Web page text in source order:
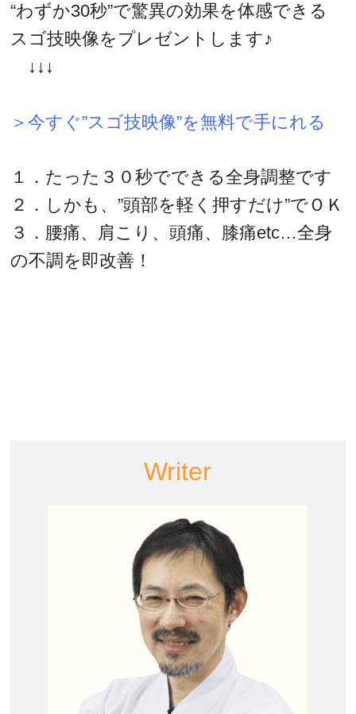
“わずか30秒”で驚異の効果を体感できる
スゴ技映像をプレゼントします♪
↓↓↓
＞今すぐ”スゴ技映像”を無料で手にれる
１．たった３０秒でできる全身調整です
２．しかも、”頭部を軽く押すだけ”でＯＫ
３．腰痛、肩こり、頭痛、膝痛etc…全身
の不調を即改善！
Writer